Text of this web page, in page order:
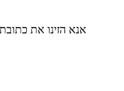
אנא הזינו את